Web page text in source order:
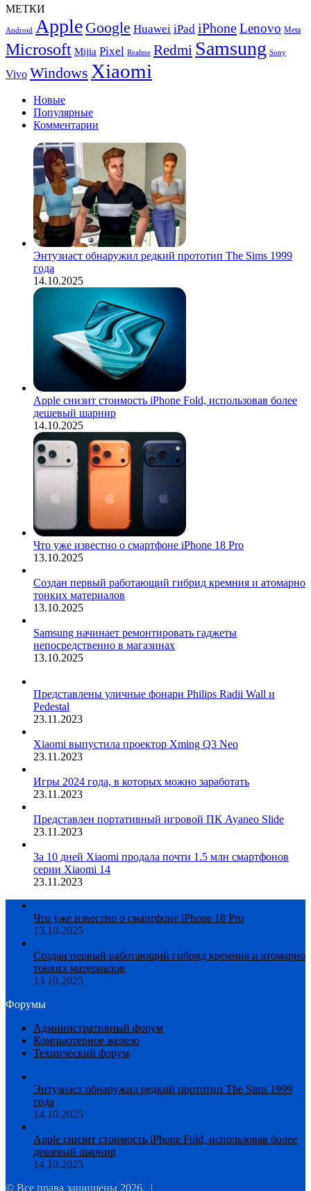
с
технологией
Motion
МЕТКИ
Android Apple Google Huawei iPad iPhoneLenovo Meta
Microsoft Mijia Pixel Realme Redmi Samsung Sony
Vivo Windows Xiaomi
Новые
Популярные
Комментарии
Энтузиаст обнаружил редкий прототип The Sims 1999
года
14.10.2025
Apple снизит стоимость iPhone Fold, использовав более
дешевый шарнир
14.10.2025
Что уже известно о смартфоне iPhone 18 Pro
13.10.2025
Создан первый работающий гибрид кремния и атомарно
тонких материалов
13.10.2025
Samsung начинает ремонтировать гаджеты
непосредственно в магазинах
13.10.2025
Представлены уличные фонари Philips Radii Wall и
Pedestal
23.11.2023
Xiaomi выпустила проектор Xming Q3 Neo
23.11.2023
Игры 2024 года, в которых можно заработать
23.11.2023
Представлен портативный игровой ПК Ayaneo Slide
23.11.2023
За 10 дней Xiaomi продала почти 1.5 млн смартфонов
серии Xiaomi 14
23.11.2023
Что уже известно о смартфоне iPhone 18 Pro
13.10.2025
Создан первый работающий гибрид кремния и атомарно
тонких материалов
13.10.2025
Форумы
Административный форум
Компьютерное железо
Технический форум
Энтузиаст обнаружил редкий прототип The Sims 1999
года
14.10.2025
Apple снизит стоимость iPhone Fold, использовав более
дешевый шарнир
14.10.2025
© Все права защищены 2026, |